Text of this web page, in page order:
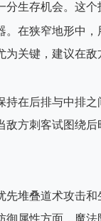
生存机会。这
。在狭窄地形中
关键，建议在敌
在后排与中排
方刺客试图绕
堆叠道术攻击
御属性方面，魔